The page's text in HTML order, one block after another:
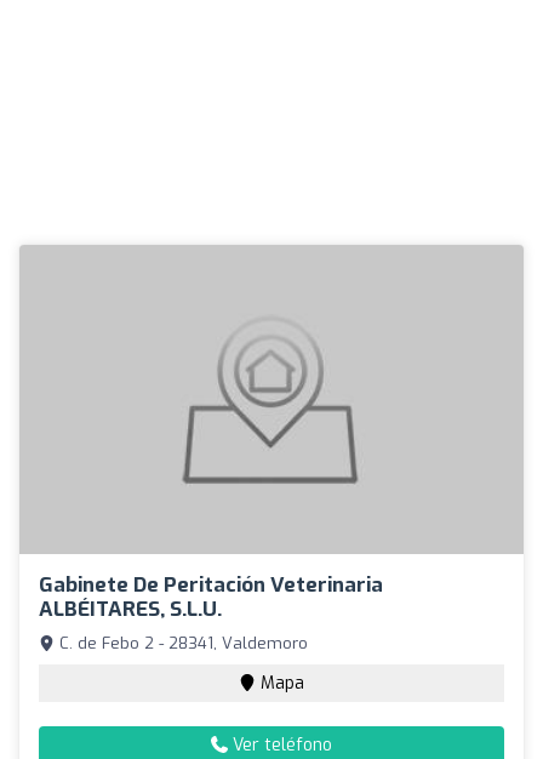
Gabinete De Peritación Veterinaria
ALBÉITARES, S.L.U.
C. de Febo 2 - 28341, Valdemoro
Mapa
Ver teléfono